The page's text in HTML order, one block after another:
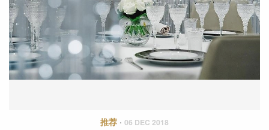
推荐 · 06 DEC 2018